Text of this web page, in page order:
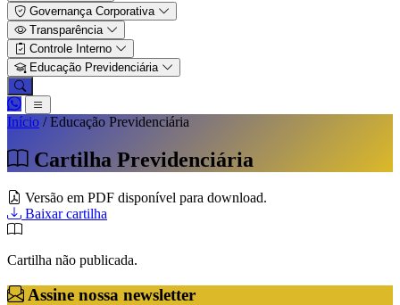
Governança Corporativa
Transparência
Controle Interno
Educação Previdenciária
Início /Educação Previdenciária
Cartilha Previdenciária
Versão em PDF disponível para download.
Baixar cartilha
Cartilha não publicada.
Assine nossa newsletter